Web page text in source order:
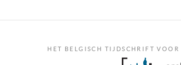
HET BELGISCH TIJDSCHRIFT